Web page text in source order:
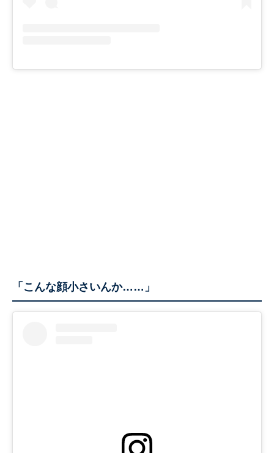
「こんな顔小さいんか……」